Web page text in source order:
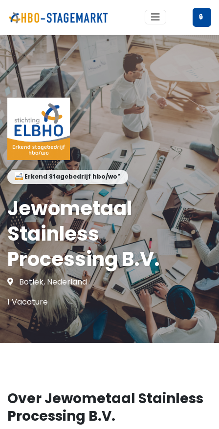
🔒
Erkend Stagebedrijf hbo/wo®
Jewometaal
Stainless
Processing B.V.
Botlek, Nederland
1 Vacature
Over Jewometaal Stainless
Processing B.V.